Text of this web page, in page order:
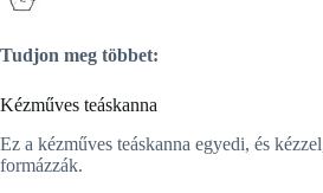
Tudjon meg többet:
Kézműves teáskanna
Ez a kézműves teáskanna egyedi, és
formázzák.